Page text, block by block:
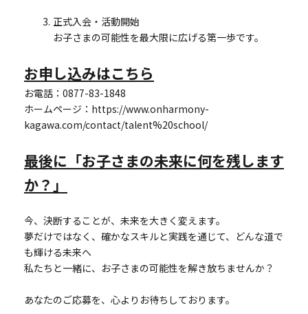
正式入会・活動開始
お子さまの可能性を最大限に広げる第一歩です。
お申し込みはこちら
お電話：0877-83-1848
ホームページ： https://www.onharmony-
kagawa.com/contact/talent%20school/
最後に「お子さまの未来に何を残します
か？」
今、決断することが、未来を大きく変えます。
夢だけではなく、確かなスキルと実践を通じて、どんな道で
も輝ける未来へ――
私たちと一緒に、お子さまの可能性を解き放ちませんか？
あなたのご応募を、心よりお待ちしております。